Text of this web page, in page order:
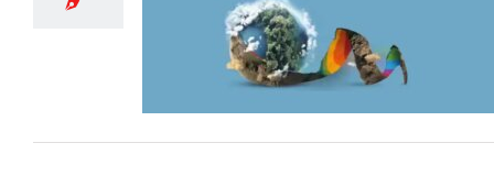
| Una